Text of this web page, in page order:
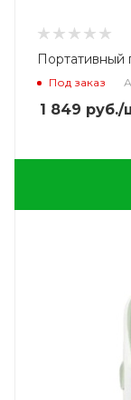
Портативный
Под заказ
1 849 руб./